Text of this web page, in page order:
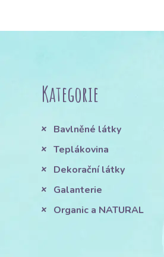
Kategorie
Bavlněné látky
Teplákovina
Dekorační látky
Galanterie
Organic a NATURAL